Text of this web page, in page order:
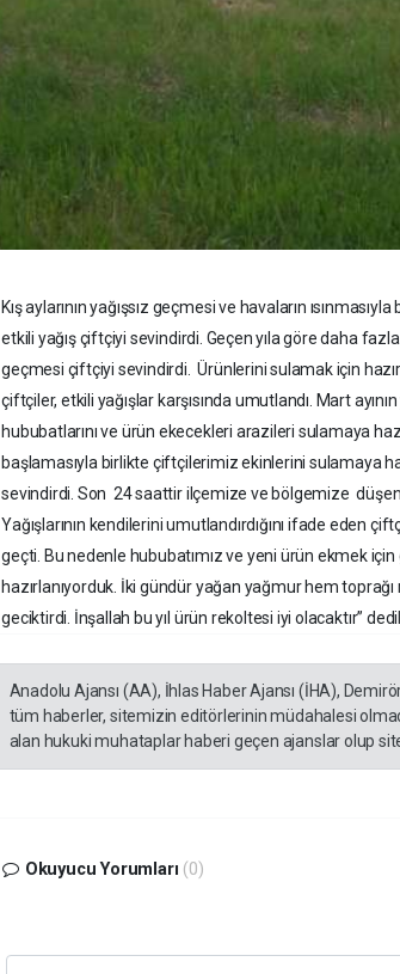
Kış aylarının yağışsız geçmesi ve havaların
etkili yağış çiftçiyi sevindirdi. Geçen yıla göre daha fazla
geçmesi çiftçiyi sevindirdi. Ürünlerini sulamak için
çiftçiler, etkili yağışlar karşısında umutlandı. Mart
hububatlarını ve ürün ekecekleri arazileri sulamaya
başlamasıyla birlikte çiftçilerimiz ekinlerini sulamaya
sevindirdi. Son 24 saattir ilçemize ve bölgemize düşen
Yağışlarının kendilerini umutlandırdığını ifade eden
geçti. Bu nedenle hububatımız ve yeni ürün ekmek
hazırlanıyorduk. İki gündür yağan yağmur hem
geciktirdi. İnşallah bu yıl ürün rekoltesi iyi olacaktır”
Anadolu Ajansı (AA), İhlas Haber Ajansı (İHA),
tüm haberler, sitemizin editörlerinin müdahalesi
alan hukuki muhataplar haberi geçen ajanslar olup
Okuyucu Yorumları (0)